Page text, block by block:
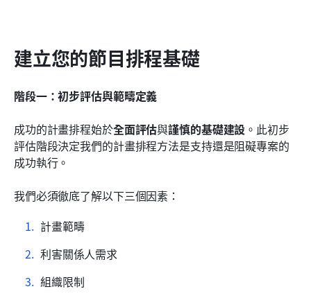
建立您的節目排程基礎
階段一：初步評估與範疇定義
成功的計畫排程始於全面評估與謹慎的基礎建設 。此初步
評估階段決定我們的計畫排程方法是支持還是阻礙專案的
成功執行。
我們必須徹底了解以下三個因素：
計畫範疇
利害關係人需求
組織限制